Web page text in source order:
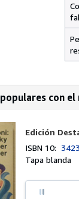
con
Edición
ISBN 10:
Tapa blanda